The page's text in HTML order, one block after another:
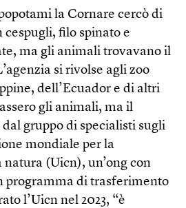
la Cornare cercò di
cespugli, filo spinato e
ma gli animali trovavano il
si rivolse agli zoo
dell’Ecuador e di altri
gli animali, ma il
gruppo di specialisti sugli
mondiale per la
(Uicn), un’ong con
programma di trasferimento
l’Uicn nel 2023, “è